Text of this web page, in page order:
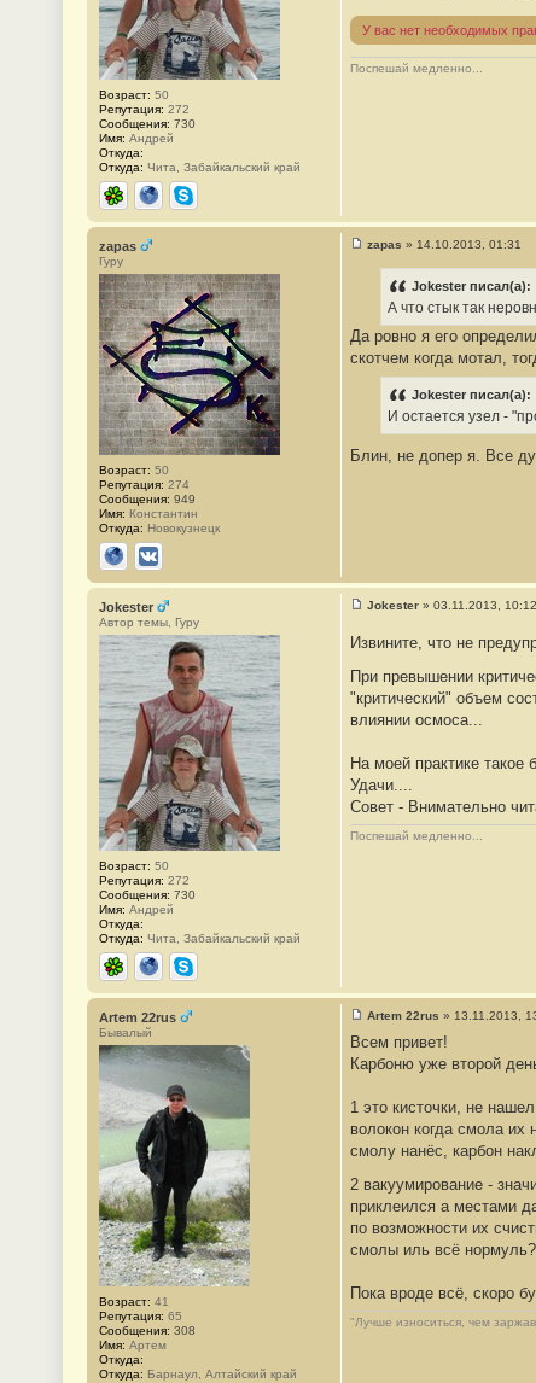
Возраст: 50
Репутация: 272
Сообщения: 730
Имя: Андрей
Откуда:
Откуда: Чита, Забайкальский край
ICQ СайтSkype
У вас нет необходимых
Поспешай медленно...
zapas
Гуру
Возраст: 50
Репутация: 274
Сообщения: 949
Имя: Константин
Откуда: Новокузнецк
СайтВКонтакте
н
и
zapas » 14.10.2013, 01:31
Jokester писал(а):
А что стык так
Да ровно я его
скотчем когда мотал,
Jokester писал(а):
И остается узел -
Блин, не допер я. Все
Jokester
Автор темы, Гуру
Возраст: 50
Репутация: 272
Сообщения: 730
Имя: Андрей
Откуда:
Откуда: Чита, Забайкальский край
ICQ СайтSkype
о
щ
н
и
2
Jokester » 03.11.2013, 10:12
Извините, что не
При превышении
"критический" объем
влиянии осмоса...
На моей практике такое
Удачи....
Совет - Внимательно
Поспешай медленно...
Artem 22rus
Бывалый
Возраст: 41
Репутация: 65
Сообщения: 308
Имя: Артем
Откуда:
Откуда: Барнаул, Алтайский край
о
б
н
и
#
5
Artem 22rus » 13.11.2013,
Всем привет!
Карбоню уже второй
1 это кисточки, не
волокон когда смола их
смолу нанёс, карбон
2 вакуумирование -
приклеился а местами
по возможности их
смолы иль всё нормуль?
Пока вроде всё, скоро
"Лучше износиться, чем